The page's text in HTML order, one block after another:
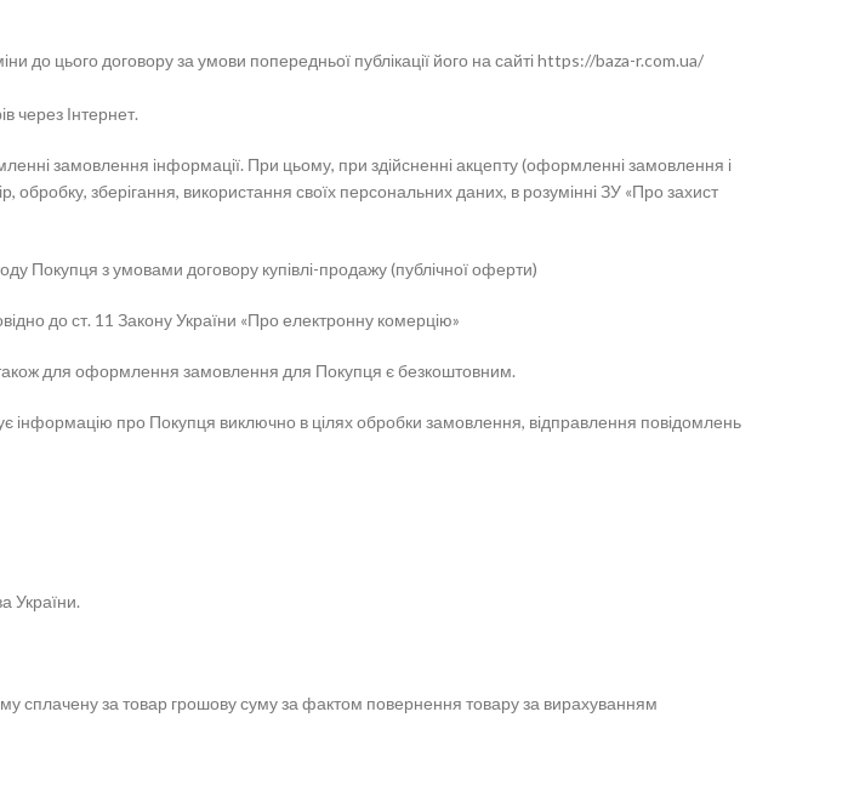
до цього договору за умови попередньої публікації його на сайті https://baza-r.com.ua/
через Інтернет.
замовлення інформації. При цьому, при здійсненні акцепту (оформленні замовлення і
зберігання, використання своїх персональних даних, в розумінні ЗУ «Про захист
Покупця з умовами договору купівлі-продажу (публічної оферти)
до ст. 11 Закону України «Про електронну комерцію»
для оформлення замовлення для Покупця є безкоштовним.
інформацію про Покупця виключно в цілях обробки замовлення, відправлення повідомлень
України.
сплачену за товар грошову суму за фактом повернення товару за вирахуванням